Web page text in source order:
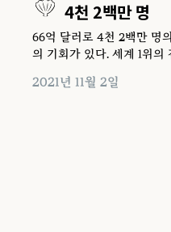
4천 2백만 명
66억 달러로 4천 2백만 명
의 기회가 있다. 세계 1위의
2021년 11월 2일